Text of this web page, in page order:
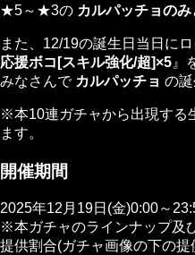
★5～★3の カルパッチョのみ
また、12/19の誕生日当日に
応援ボコ[スキル強化/超]×5 』
みなさんで カルパッチョ の
※本10連ガチャから出現する
ます。
開催期間
2025年12月19日(金)0:00～
※本ガチャのラインナップ及
提供割合(ガチャ画像の下の